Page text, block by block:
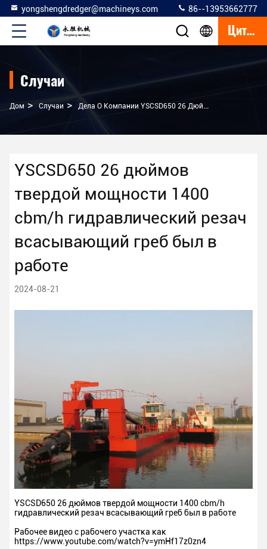
yongshengdredger@machineys.com 86--13953662777
Цитата
Случаи
Дом > Случаи > Дела О Компании YSCSD650 26 Дюймов Твердой Мощности 1400 Cbm/h Гидравлический Резач Всасывающий Греб Был В Работе
YSCSD650 26 дюймов
твердой мощности 1400
cbm/h гидравлический резач
всасывающий греб был в
работе
2024-08-21
YSCSD650 26 дюймов твердой мощности 1400 cbm/h
гидравлический резач всасывающий греб был в работе
Рабочее видео с рабочего участка как
https://www.youtube.com/watch?v=ymHf17z0zn4